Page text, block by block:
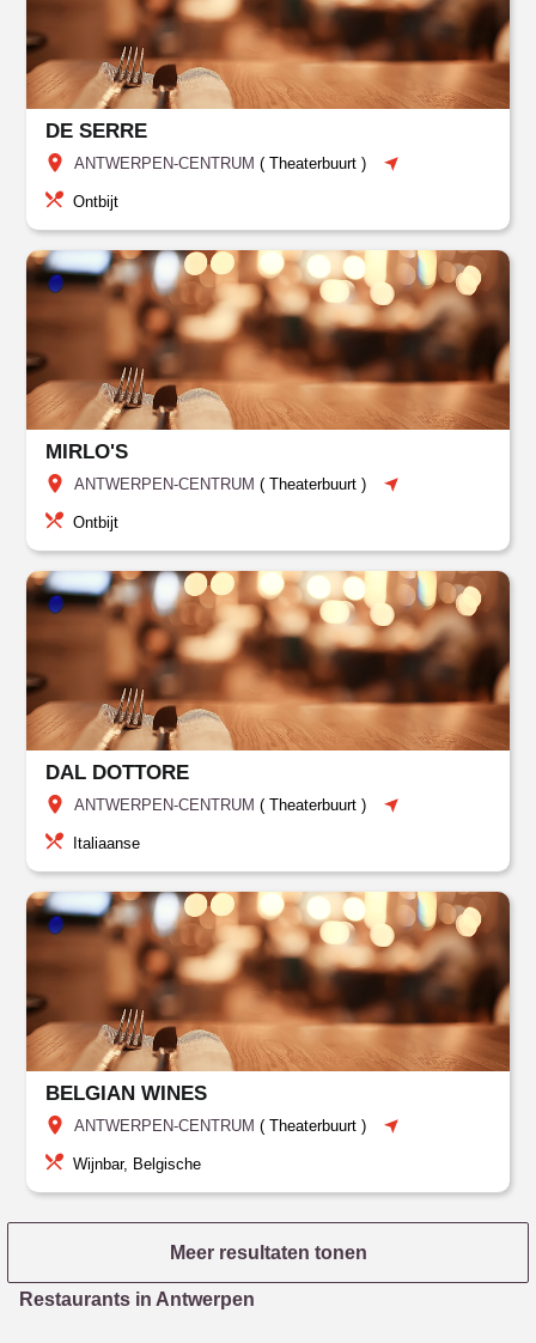
DE SERRE
ANTWERPEN-CENTRUM (Theaterbuurt )
Ontbijt
MIRLO'S
ANTWERPEN-CENTRUM (Theaterbuurt )
Ontbijt
DAL DOTTORE
ANTWERPEN-CENTRUM (Theaterbuurt )
Italiaanse
BELGIAN WINES
ANTWERPEN-CENTRUM (Theaterbuurt )
Wijnbar, Belgische
Meer resultaten tonen
Restaurants in Antwerpen